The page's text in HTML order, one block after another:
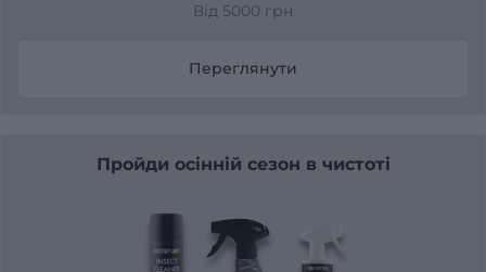
Від 5000 грн
Переглянути
Пройди осінній сезон в чистоті